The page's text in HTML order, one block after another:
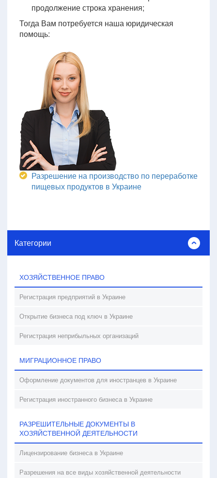
продолжение строка хранения;
Тогда Вам потребуется наша юридическая
помощь:
Разрешение на производство по переработке
пищевых продуктов в Украине
Категории
ХОЗЯЙСТВЕННОЕ ПРАВО
Регистрация предприятий в Украине
Открытие бизнеса под ключ в Украине
Регистрация неприбыльных организаций
МИГРАЦИОННОЕ ПРАВО
Оформление документов для иностранцев в Украине
Регистрация иностранного бизнеса в Украине
РАЗРЕШИТЕЛЬНЫЕ ДОКУМЕНТЫ В
ХОЗЯЙСТВЕННОЙ ДЕЯТЕЛЬНОСТИ
Лицензирование бизнеса в Украине
Разрешения на все виды хозяйственной деятельности